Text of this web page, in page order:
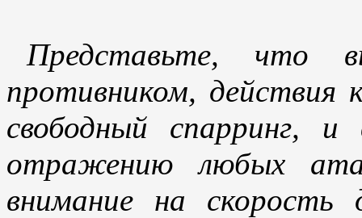
Представьте, что
противником, действия
свободный
отражению любых
внимание на